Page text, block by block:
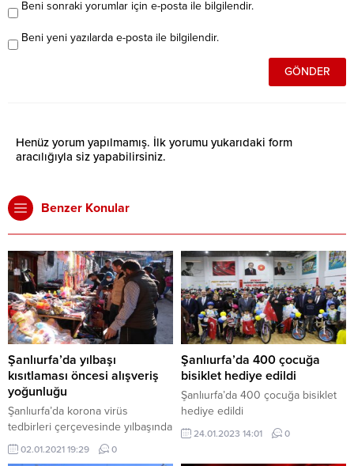
Beni sonraki yorumlar için e-posta ile bilgilendir.
Beni yeni yazılarda e-posta ile bilgilendir.
Henüz yorum yapılmamış. İlk yorumu yukarıdaki form
aracılığıyla siz yapabilirsiniz.
Benzer Konular
Şanlıurfa’da yılbaşı
kısıtlaması öncesi alışveriş
yoğunluğu
Şanlıurfa’da korona virüs
tedbirleri çerçevesinde yılbaşında
uygulanacak 4 günlük kısıtlama
öncesi vatandaşlar alışveriş yaptı.
02.01.2021 19:29 0
Şanlıurfa’da 400 çocuğa
bisiklet hediye edildi
Şanlıurfa’da 400 çocuğa bisiklet
hediye edildi
24.01.2023 14:01 0